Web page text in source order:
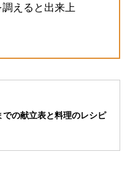
えると出来上
での献立表と料理のレシピ